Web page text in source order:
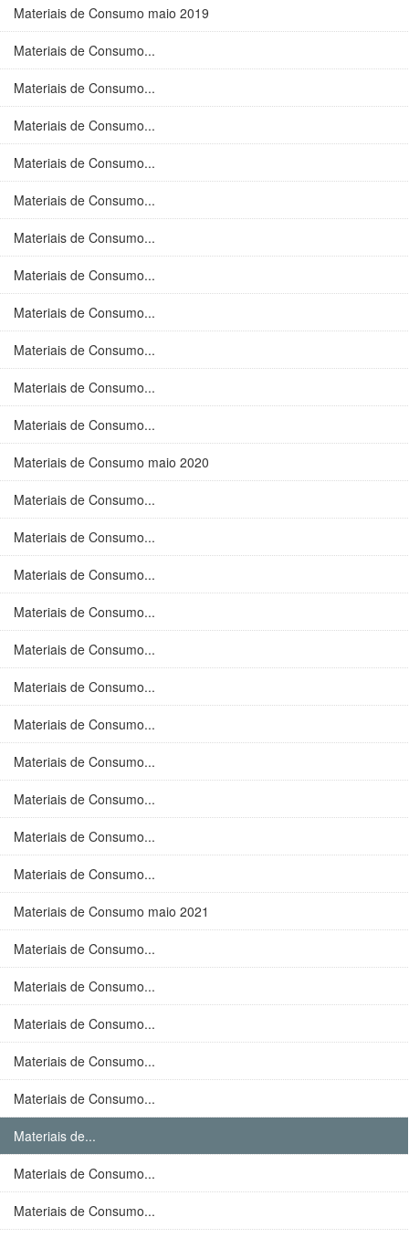
Materiais de Consumo maio 2019
Materiais de Consumo...
Materiais de Consumo...
Materiais de Consumo...
Materiais de Consumo...
Materiais de Consumo...
Materiais de Consumo...
Materiais de Consumo...
Materiais de Consumo...
Materiais de Consumo...
Materiais de Consumo...
Materiais de Consumo...
Materiais de Consumo maio 2020
Materiais de Consumo...
Materiais de Consumo...
Materiais de Consumo...
Materiais de Consumo...
Materiais de Consumo...
Materiais de Consumo...
Materiais de Consumo...
Materiais de Consumo...
Materiais de Consumo...
Materiais de Consumo...
Materiais de Consumo...
Materiais de Consumo maio 2021
Materiais de Consumo...
Materiais de Consumo...
Materiais de Consumo...
Materiais de Consumo...
Materiais de Consumo...
Materiais de...
Materiais de Consumo...
Materiais de Consumo...